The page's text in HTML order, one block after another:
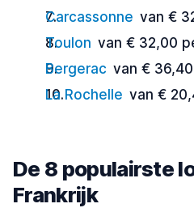
Carcassonne van €
Toulon van € 32,00
Bergerac van €
La Rochelle van €
De 8 populairste
Frankrijk